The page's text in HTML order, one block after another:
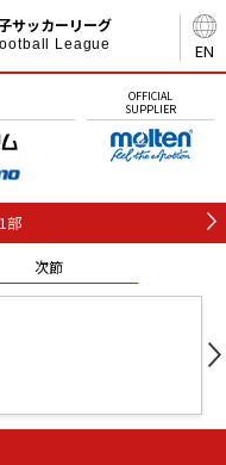
EN
サッカーリーグ
League
OFFICIAL
SUPPLIER
部
次節